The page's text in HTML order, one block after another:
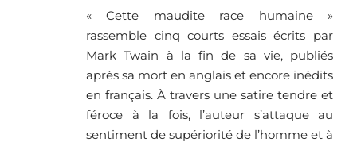
« Cette maudite race humaine »
rassemble cinq courts essais écrits par
Mark Twain à la fin de sa vie, publiés
après sa mort en anglais et encore inédits
en français. À travers une satire tendre et
féroce à la fois, l’auteur s’attaque au
sentiment de supériorité de l’homme et à